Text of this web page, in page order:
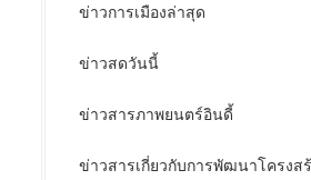
ข่าวการเมืองล่าสุด
ข่าวสดวันนี้
ข่าวสารภาพยนตร์อินดี้
ข่าวสารเกี่ยวกับการพัฒนาโครงส